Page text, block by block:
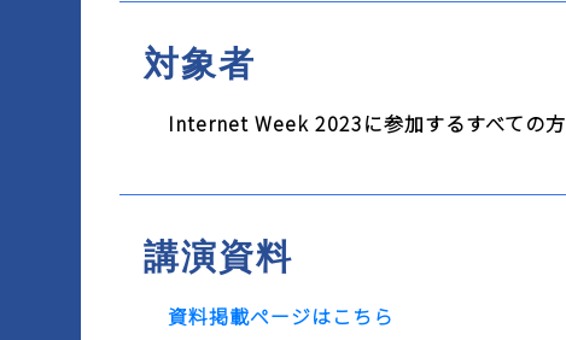
対象者
Internet Week 2023に参加するすべての方
講演資料
資料掲載ページはこちら